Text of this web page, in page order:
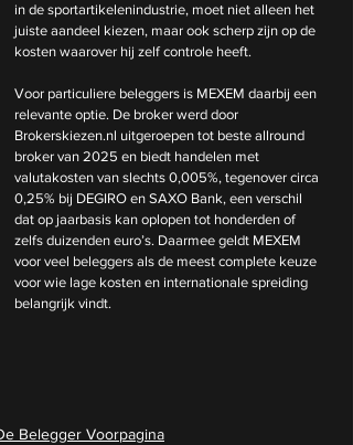
in de sportartikelenindustrie, moet niet alleen het
juiste aandeel kiezen, maar ook scherp zijn op de
kosten waarover hij zelf controle heeft.
Voor particuliere beleggers is MEXEM daarbij een
relevante optie. De broker werd door
Brokerskiezen.nl uitgeroepen tot beste allround
broker van 2025 en biedt handelen met
valutakosten van slechts 0,005%, tegenover circa
0,25% bij DEGIRO en SAXO Bank, een verschil
dat op jaarbasis kan oplopen tot honderden of
zelfs duizenden euro’s. Daarmee geldt MEXEM
voor veel beleggers als de meest complete keuze
voor wie lage kosten en internationale spreiding
belangrijk vindt.
Belegger Voorpagina